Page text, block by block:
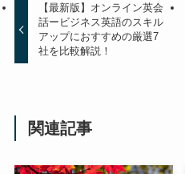
【最新版】オンライン英会
話ービジネス英語のスキル
アップにおすすめの厳選7
社を比較解説！
関連記事